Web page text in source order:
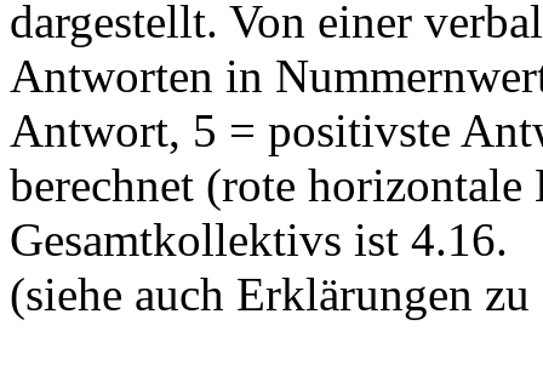
dargestellt. Von einer
Antworten in
Antwort, 5 = positivste
berechnet (rote
Gesamtkollektivs ist 4.16.
(siehe auch Erklärungen